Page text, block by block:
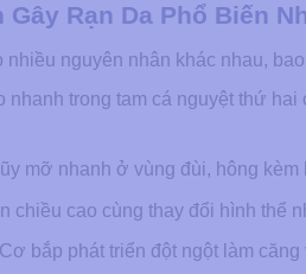
Rạn Da Phổ Biến
nguyên nhân khác nhau,
nhanh trong tam cá nguyệt thứ
mỡ nhanh ở vùng đùi, hông
chiều cao cùng thay đổi hình thể
Cơ bắp phát triển đột ngột làm